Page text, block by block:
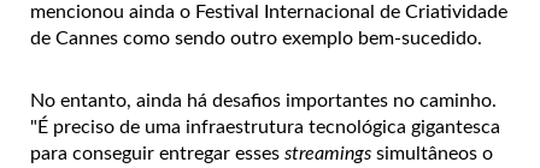
mencionou ainda o Festival Internacional de Criatividade
de Cannes como sendo outro exemplo bem-sucedido.
No entanto, ainda há desafios importantes no caminho.
"É preciso de uma infraestrutura tecnológica gigantesca
para conseguir entregar esses streamings simultâneos o